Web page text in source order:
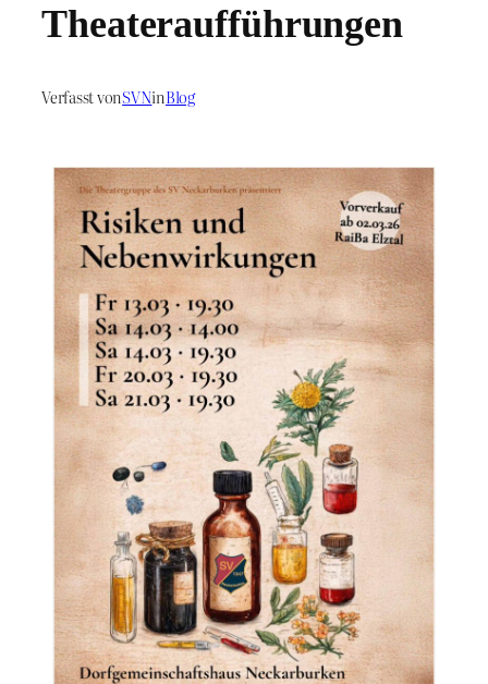
Theateraufführungen
Verfasst vonSVNinBlog